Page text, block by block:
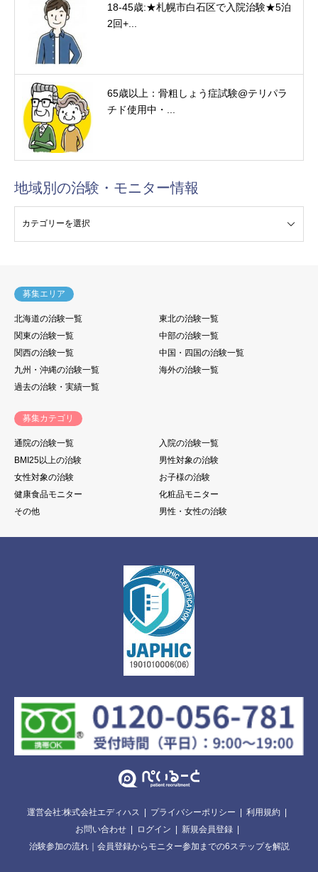
18-45歳:★札幌市白石区で入院治験★5泊
2回+...
65歳以上：骨粗しょう症試験@テリパラ
チド使用中・...
地域別の治験・モニター情報
募集エリア
北海道の治験一覧
東北の治験一覧
関東の治験一覧
中部の治験一覧
関西の治験一覧
中国・四国の治験一覧
九州・沖縄の治験一覧
海外の治験一覧
過去の治験・実績一覧
募集カテゴリ
通院の治験一覧
入院の治験一覧
BMI25以上の治験
男性対象の治験
女性対象の治験
お子様の治験
健康食品モニター
化粧品モニター
その他
男性・女性の治験
運営会社:株式会社エディハス プライバシーポリシー
利用規約
お問い合わせ
ログイン
新規会員登録
治験参加の流れ｜会員登録からモニター参加までの6ステップを解説